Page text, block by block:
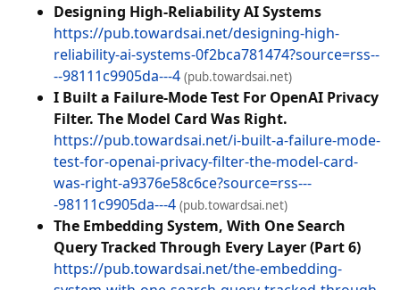
Designing High-Reliability AI Systems
https://pub.towardsai.net/designing-high-
reliability-ai-systems-0f2bca781474?source=rss--
--98111c9905da---4 (pub.towardsai.net)
I Built a Failure-Mode Test For OpenAI Privacy
Filter. The Model Card Was Right.
https://pub.towardsai.net/i-built-a-failure-mode-
test-for-openai-privacy-filter-the-model-card-
was-right-a9376e58c6ce?source=rss---
-98111c9905da---4 (pub.towardsai.net)
The Embedding System, With One Search
Query Tracked Through Every Layer (Part 6)
https://pub.towardsai.net/the-embedding-